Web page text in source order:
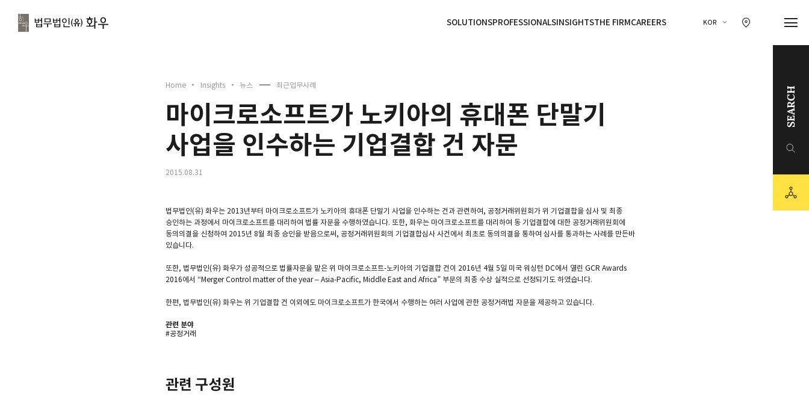
SOLUTIONSPROFESSIONALSINSIGHTSTHE FIRMCAREERS KOR
SEARCH
Home Insights 뉴스 최근업무사례
마이크로소프트가 노키아의 휴대폰 단말기
사업을 인수하는 기업결합 건 자문
2015.08.31
법무법인(유) 화우는 2013년부터 마이크로소프트가 노키아의 휴대폰 단말기 사업을 인수하는 건과 관련하여, 공정거래위원회가 위 기업결합을 심사 및 최종
승인하는 과정에서 마이크로소프트를 대리하여 법률 자문을 수행하였습니다. 또한, 화우는 마이크로소프트를 대리하여 동 기업결합에 대한 공정거래위원회에
동의의결을 신청하여 2015년 8월 최종 승인을 받음으로써, 공정거래위원회의 기업결합심사 사건에서 최초로 동의의결을 통하여 심사를 통과하는 사례를 만든바
있습니다.
또한, 법무법인(유) 화우가 성공적으로 법률자문을 맡은 위 마이크로소프트-노키아의 기업결합 건이 2016년 4월 5일 미국 워싱턴 DC에서 열린 GCR Awards
2016에서 “Merger Control matter of the year – Asia-Pacific, Middle East and Africa” 부문의 최종 수상 실적으로 선정되기도 하였습니다.
한편, 법무법인(유) 화우는 위 기업결합 건 이외에도 마이크로소프트가 한국에서 수행하는 여러 사업에 관한 공정거래법 자문을 제공하고 있습니다.
관련 분야
#공정거래
관련 구성원